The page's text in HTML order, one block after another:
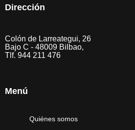
Dirección
Colón de Larreategui, 26
Bajo C - 48009 Bilbao,
Tlf. 944 211 476
Menú
Quiénes somos